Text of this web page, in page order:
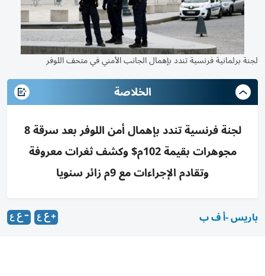
لجنة برلمانية فرنسية تندد بإهمال الجانب الأمني في متحف اللوفر
الخلاصة
لجنة فرنسية تندد بإهمال أمن اللوفر بعد سرقة 8
مجوهرات بقيمة 102م$ وكشف ثغرات معروفة
وتقادم الإجراءات مع 9م زائر سنويا
باريس -أ ف ب